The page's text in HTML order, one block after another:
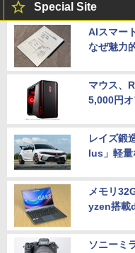
Special Site
AIスマー
なぜ魅力
マウス、
5,000円オ
レイズ鍛
lus」軽量
メモリ
yzen搭載
ソニーミ